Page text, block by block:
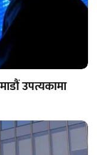
उपत्यकामा